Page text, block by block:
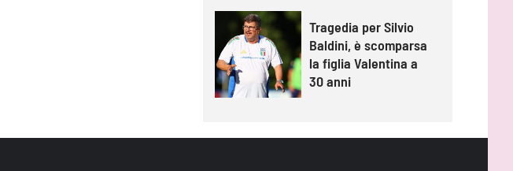
Tragedia per Silvio
Baldini, è scomparsa
la figlia Valentina a
30 anni